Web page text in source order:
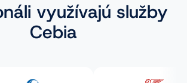
využívajú služby
Cebia